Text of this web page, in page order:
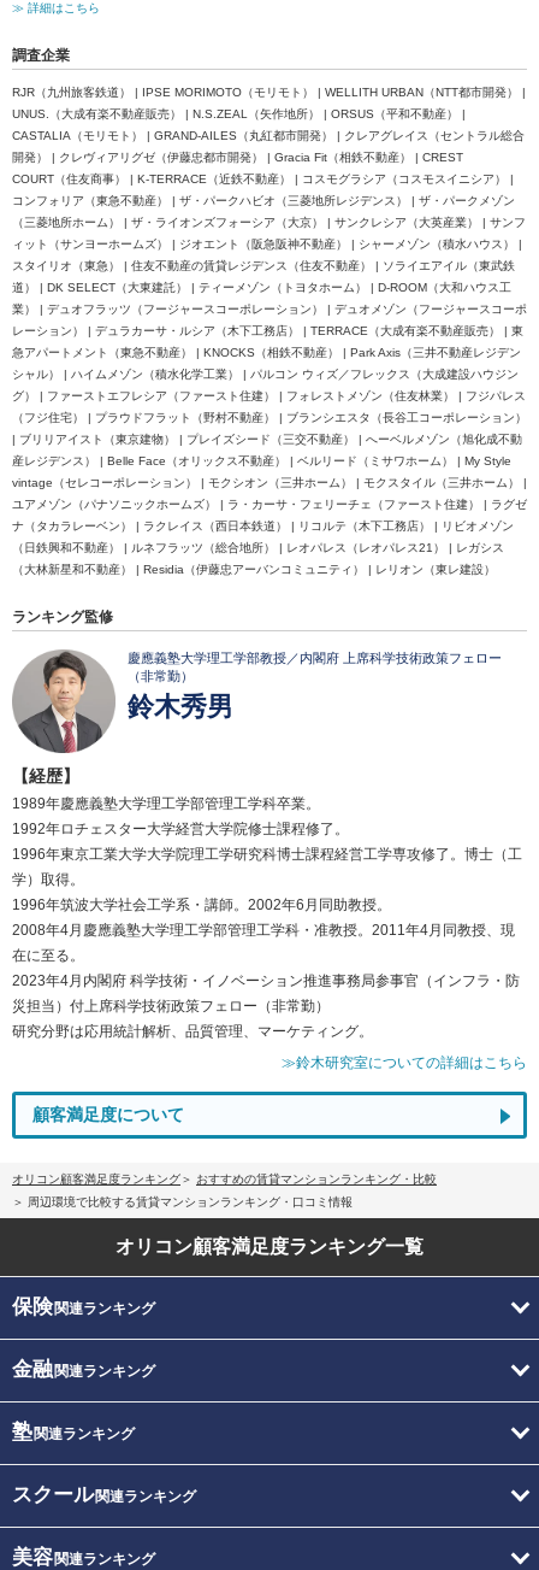
≫ 詳細はこちら
調査企業
RJR（九州旅客鉄道） | IPSE MORIMOTO（モリモト） | WELLITH URBAN（NTT都市開発） |
UNUS.（大成有楽不動産販売） | N.S.ZEAL（矢作地所） | ORSUS（平和不動産） |
CASTALIA（モリモト） | GRAND-AILES（丸紅都市開発） | クレアグレイス（セントラル総合
開発） | クレヴィアリグゼ（伊藤忠都市開発） | Gracia Fit（相鉄不動産） | CREST
COURT（住友商事） | K-TERRACE（近鉄不動産） | コスモグラシア（コスモスイニシア） |
コンフォリア（東急不動産） | ザ・パークハビオ（三菱地所レジデンス） | ザ・パークメゾン
（三菱地所ホーム） | ザ・ライオンズフォーシア（大京） | サンクレシア（大英産業） | サンフ
ィット（サンヨーホームズ） | ジオエント（阪急阪神不動産） | シャーメゾン（積水ハウス） |
スタイリオ（東急） | 住友不動産の賃貸レジデンス（住友不動産） | ソライエアイル（東武鉄
道） | DK SELECT（大東建託） | ティーメゾン（トヨタホーム） | D-ROOM（大和ハウス工
業） | デュオフラッツ（フージャースコーポレーション） | デュオメゾン（フージャースコーポ
レーション） | デュラカーサ・ルシア（木下工務店） | TERRACE（大成有楽不動産販売） | 東
急アパートメント（東急不動産） | KNOCKS（相鉄不動産） | Park Axis（三井不動産レジデン
シャル） | ハイムメゾン（積水化学工業） | パルコン ウィズ／フレックス（大成建設ハウジン
グ） | ファーストエフレシア（ファースト住建） | フォレストメゾン（住友林業） | フジパレス
（フジ住宅） | プラウドフラット（野村不動産） | ブランシエスタ（長谷工コーポレーション）
| ブリリアイスト（東京建物） | プレイズシード（三交不動産） | へーベルメゾン（旭化成不動
産レジデンス） | Belle Face（オリックス不動産） | ベルリード（ミサワホーム） | My Style
vintage（セレコーポレーション） | モクシオン（三井ホーム） | モクスタイル（三井ホーム） |
ユアメゾン（パナソニックホームズ） | ラ・カーサ・フェリーチェ（ファースト住建） | ラグゼ
ナ（タカラレーベン） | ラクレイス（西日本鉄道） | リコルテ（木下工務店） | リビオメゾン
（日鉄興和不動産） | ルネフラッツ（総合地所） | レオパレス（レオパレス21） | レガシス
（大林新星和不動産） | Residia（伊藤忠アーバンコミュニティ） | レリオン（東レ建設）
ランキング監修
慶應義塾大学理工学部教授／内閣府 上席科学技術政策フェロー
（非常勤）
鈴木秀男
【経歴】
1989年慶應義塾大学理工学部管理工学科卒業。
1992年ロチェスター大学経営大学院修士課程修了。
1996年東京工業大学大学院理工学研究科博士課程経営工学専攻修了。博士（工
学）取得。
1996年筑波大学社会工学系・講師。2002年6月同助教授。
2008年4月慶應義塾大学理工学部管理工学科・准教授。2011年4月同教授、現
在に至る。
2023年4月内閣府 科学技術・イノベーション推進事務局参事官（インフラ・防
災担当）付上席科学技術政策フェロー（非常勤）
研究分野は応用統計解析、品質管理、マーケティング。
≫鈴木研究室についての詳細はこちら
顧客満足度について
オリコン顧客満足度ランキング
おすすめの賃貸マンションランキング・比較
周辺環境で比較する賃貸マンションランキング・口コミ情報
オリコン顧客満足度ランキング一覧
保険関連ランキング
金融関連ランキング
塾関連ランキング
スクール関連ランキング
美容関連ランキング